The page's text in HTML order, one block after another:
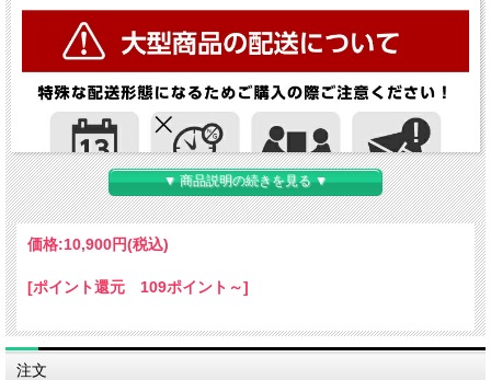
▼ 商品説明の続きを見る ▼
価格:10,900円(税込)
[ポイント還元 109ポイント～]
注文